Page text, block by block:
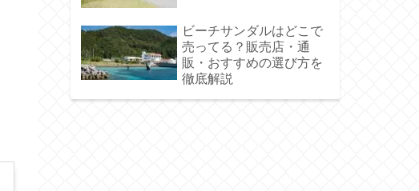
ビーチサンダルはどこで
売ってる？販売店・通
販・おすすめの選び方を
徹底解説